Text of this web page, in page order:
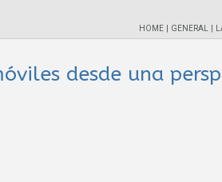
HOME GENERAL
desde una